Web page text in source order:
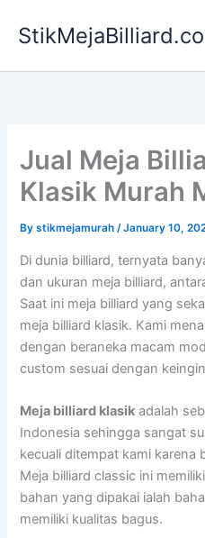
Jual Meja
Klasik Murah
Bystikmejamurah/January 10,
Di dunia billiard, ternyata
dan ukuran meja billiard,
Saat ini meja billiard yang
meja billiard klasik. Kami
dengan beraneka macam
custom sesuai dengan
Meja billiard klasik adalah
Indonesia sehingga sangat
kecuali ditempat kami karena
Meja billiard classic ini
bahan yang dipakai ialah
memiliki kualitas bagus.